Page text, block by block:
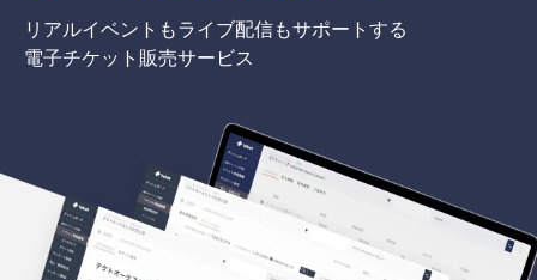
リアルイベントもライブ配信もサポートする
電子チケット販売サービス